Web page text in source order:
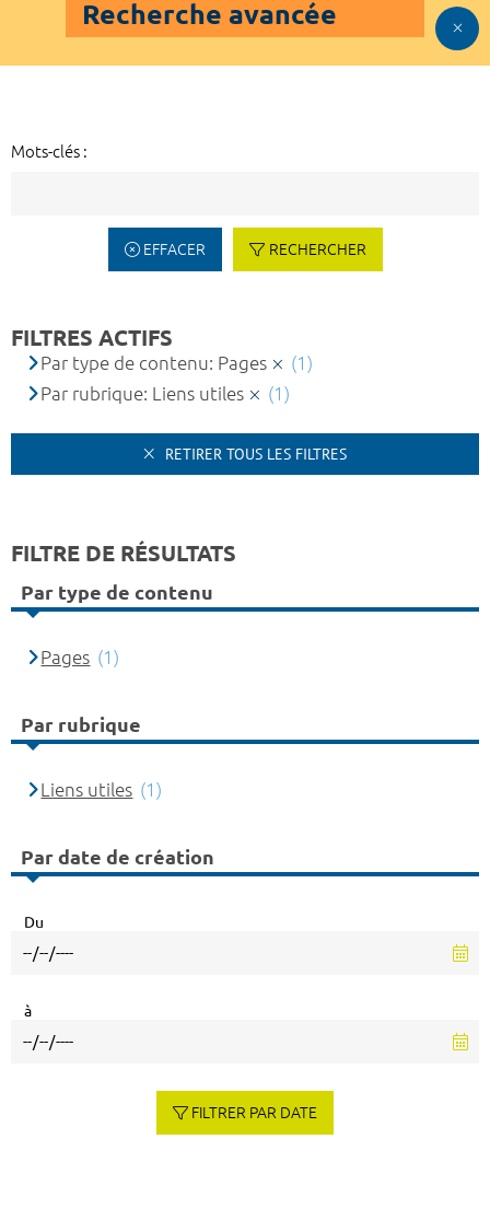
Recherche avancée
Mots-clés :
EFFACER RECHERCHER
FILTRES ACTIFS
Par type de contenu: Pages
(1)
Par rubrique: Liens utiles
(1)
RETIRER TOUS LES FILTRES
FILTRE DE RÉSULTATS
Par type de contenu
Pages (1)
Par rubrique
Liens utiles (1)
Par date de création
Du
à
FILTRER PAR DATE